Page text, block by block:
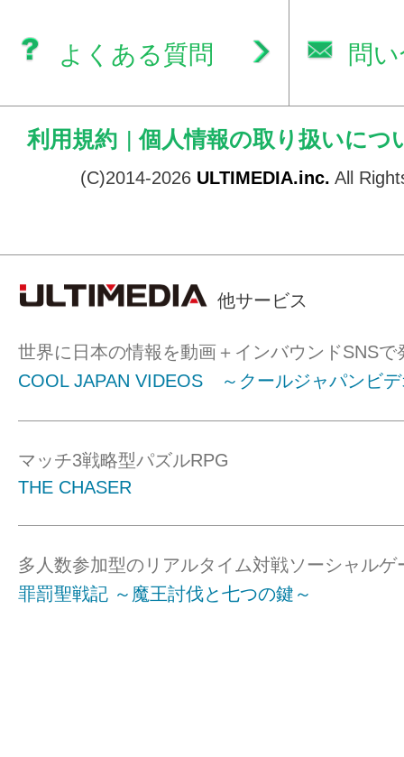
よくある質問 問
利用規約 | 個人情報の取り扱いにつ
(C)2014-2026 ULTIMEDIA.inc. All
他サービス
世界に日本の情報を動画＋インバウンドSNSで
COOL JAPAN VIDEOS ～クールジャパンビ
マッチ3戦略型パズルRPG
THE CHASER
多人数参加型のリアルタイム対戦ソーシャルゲ
罪罰聖戦記 ～魔王討伐と七つの鍵～